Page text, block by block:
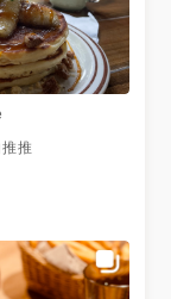
推